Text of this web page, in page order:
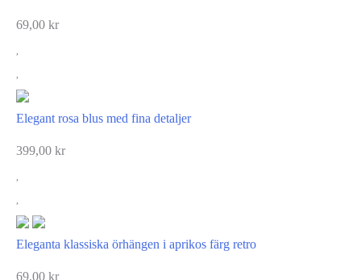
69,00 kr
Elegant rosa blus med fina detaljer
399,00 kr
Eleganta klassiska örhängen i aprikos färg retro
69,00 kr